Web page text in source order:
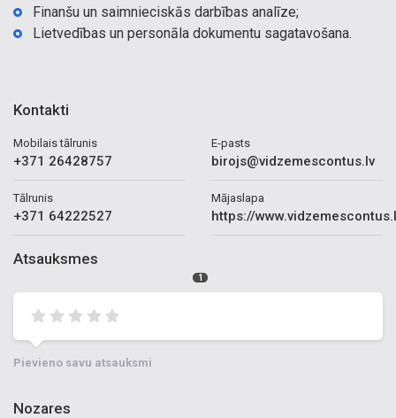
Finanšu un saimnieciskās darbības analīze;
Lietvedības un personāla dokumentu sagatavošana.
Kontakti
Mobilais tālrunis
+371 26428757
Tālrunis
+371 64222527
E-pasts
birojs@vidzemescontus.lv
Mājaslapa
https://
Atsauksmes
1
Pievieno savu atsauksmi
Nozares